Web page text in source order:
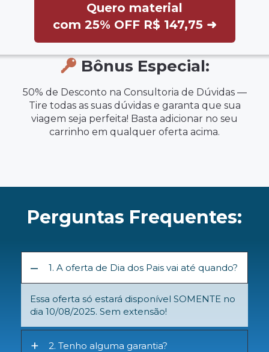
Quero material
com 25% OFF R$ 147,75 ➜
Bônus Especial:
50% de Desconto na Consultoria de Dúvidas —
Tire todas as suas dúvidas e garanta que sua
viagem seja perfeita! Basta adicionar no seu
carrinho em qualquer oferta acima.
Perguntas Frequentes:
1. A oferta de Dia dos Pais vai até quando?
Essa oferta só estará disponível SOMENTE no
dia 10/08/2025. Sem extensão!
2. Tenho alguma garantia?